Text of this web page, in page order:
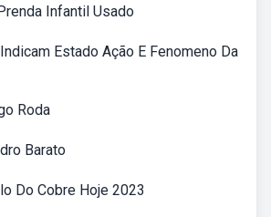
Infantil Usado
Estado Ação E Fenomeno Da
Roda
Barato
Do Cobre Hoje 2023